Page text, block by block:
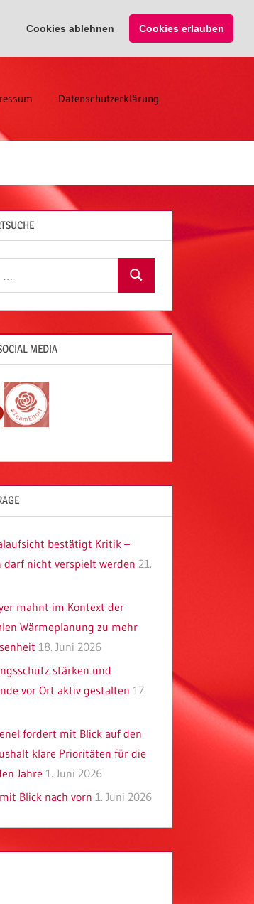
Cookies ablehnen Cookies erlauben
Datenschutzerklärung
Suchen
MEDIA
bestätigt Kritik –
darf nicht verspielt werden 21.
mahnt im Kontext der
Wärmeplanung zu mehr
18. Juni 2026
stärken und
vor Ort aktiv gestalten 17.
fordert mit Blick auf den
klare Prioritäten für die
Jahre 1. Juni 2026
Blick nach vorn 1. Juni 2026